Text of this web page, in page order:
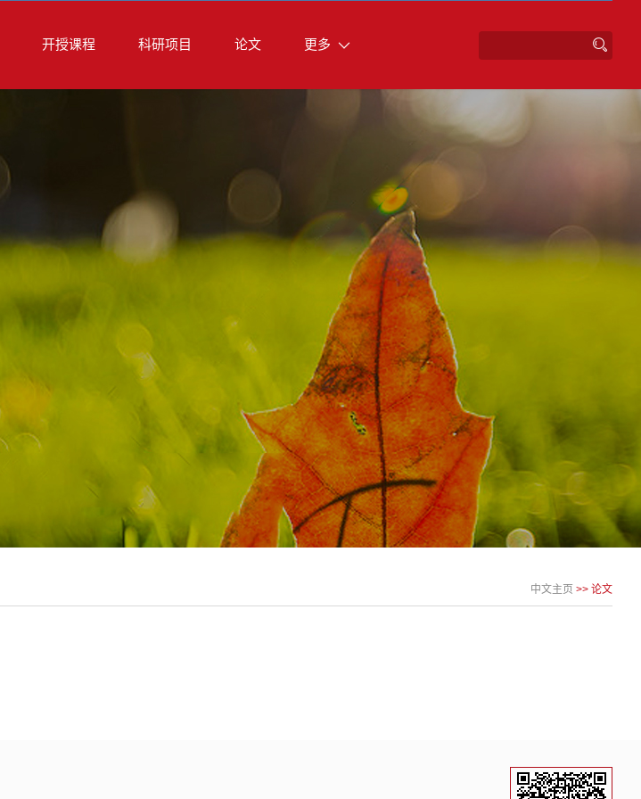
开授课程 科研项目 论文 更多
中文主页 >> 论文